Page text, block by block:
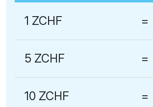
1 ZCHF =
5 ZCHF =
10 ZCHF =